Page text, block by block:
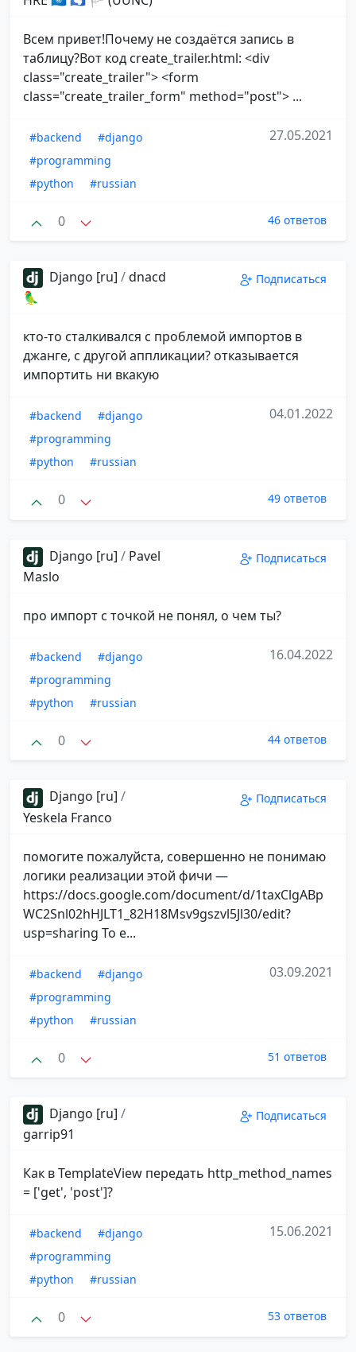
Всем привет!Почему не создаётся запись в
таблицу?Вот код create_trailer.html: <div
class="create_trailer"> <form
class="create_trailer_form" method="post"> ...
#backend
#django
#programming
#python
#russian
27.05.2021
0 46 ответов
Django [ru] /dnacd
🦜
Подписаться
кто-то сталкивался с проблемой импортов в
джанге, с другой аппликации? отказывается
импортить ни вкакую
#backend
#django
#programming
#python
#russian
04.01.2022
0 49 ответов
Django [ru] / Pavel
Maslo
Подписаться
про импорт с точкой не понял, о чем ты?
#backend
#django
#programming
#python
#russian
16.04.2022
0 44 ответов
Django [ru] /
Yeskela Franco
Подписаться
помогите пожалуйста, совершенно не понимаю
логики реализации этой фичи —
https://docs.google.com/document/d/1taxClgABp
WC2Snl02hHJLT1_82H18Msv9gszvl5Jl30/edit?
usp=sharing То е...
#backend
#django
#programming
#python
#russian
03.09.2021
0 51 ответов
Django [ru] /
garrip91
Подписаться
Как в TemplateView передать http_method_names
= ['get', 'post']?
#backend
#django
#programming
#python
#russian
15.06.2021
0 53 ответов